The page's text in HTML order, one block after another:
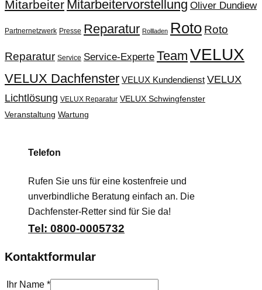
Mitarbeiter Mitarbeitervorstellung Oliver Dundiew
Partnernetzwerk Presse Reparatur Rollladen Roto Roto
Reparatur Service Service-Experte Team VELUX
VELUX Dachfenster VELUX Kundendienst VELUX
Lichtlösung VELUX Reparatur VELUX Schwingfenster
Veranstaltung Wartung
Telefon
Rufen Sie uns für eine kostenfreie und
unverbindliche Beratung einfach an. Die
Dachfenster-Retter sind für Sie da!
Tel: 0800-0005732
Kontaktformular
Ihr Name *